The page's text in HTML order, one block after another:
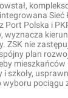
Sieć
Polska i
ZSK nie
plan
mieszkańców
szkoły,
wyboru pociągu